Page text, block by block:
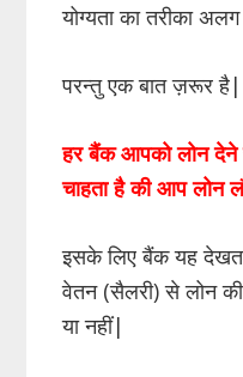
योग्यता का तरीका
परन्तु एक बात ज़रूर है|
हर बैंक आपको लोन देने
चाहता है की आप लोन
इसके लिए बैंक यह
वेतन (सैलरी) से लोन
या नहीं|